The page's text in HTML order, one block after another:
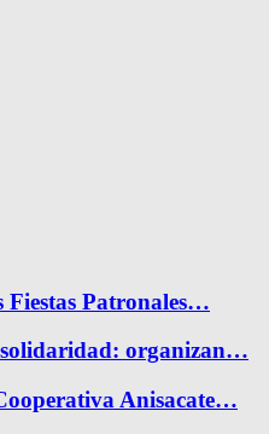
Fiestas Patronales…
solidaridad: organizan…
Anisacate…